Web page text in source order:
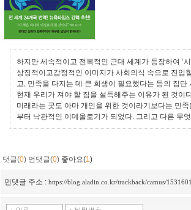
하지만 세속적이고 전복적인 근대 세계가 등장하여 ‘
상징적이고감정적인 이미지가 사회의식 속으로 진입
고, 민족을 다지는 데 큰 희생이 필요했다는 등의 집
현재 우리가 져야 할 짐을 설득해주는 이유가 된 것이
미래라는 곳도 아마 개인을 위한 것이라기보다는 민
부터 낙관적인 이데올로기가 되었다. 그리고 다른 무
댓글(0) 먼댓글(0) 좋아요(1)
먼댓글 주소 : https://blog.aladin.co.kr/trackback/camus/